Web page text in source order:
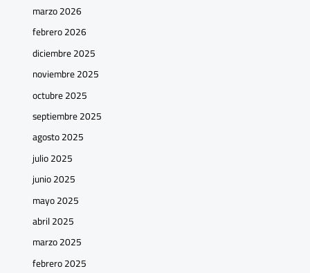
marzo 2026
febrero 2026
diciembre 2025
noviembre 2025
octubre 2025
septiembre 2025
agosto 2025
julio 2025
junio 2025
mayo 2025
abril 2025
marzo 2025
febrero 2025